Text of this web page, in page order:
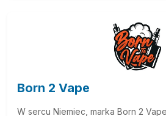
Born 2 Vape
W sercu Niemiec, marka Born 2